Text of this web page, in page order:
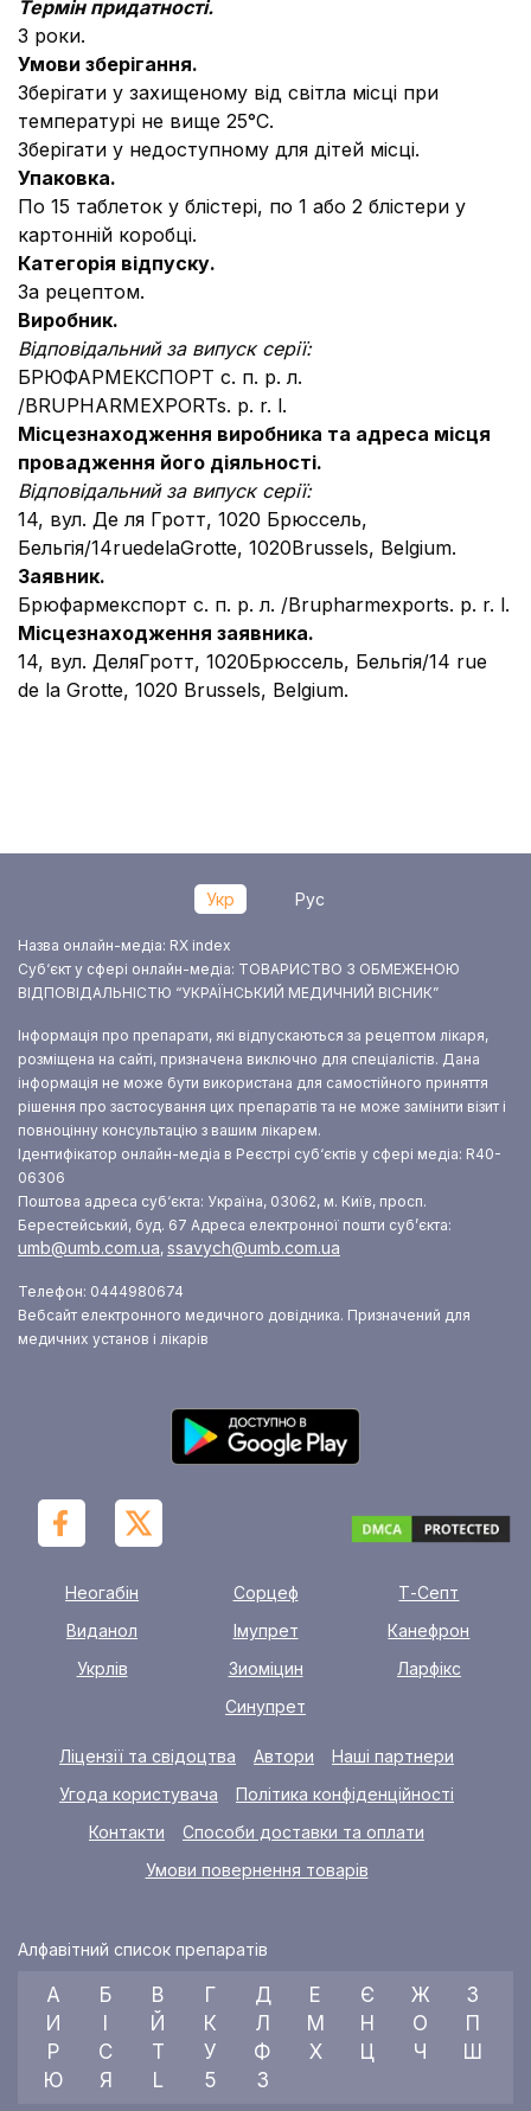
Термін придатності.
3 роки.
Умови зберігання.
Зберігати у захищеному від світла місці при
температурі не вище 25°С.
Зберігати у недоступному для дітей місці.
Упаковка.
По 15 таблеток у блістері, по 1 або 2 блістери у
картонній коробці.
Категорія відпуску.
За рецептом.
Виробник.
Відповідальний за випуск серії:
БРЮФАРМЕКСПОРТ с. п. р. л.
/BRUPHARMEXPORTs. p. r. l.
Місцезнаходження виробника та адреса місця
провадження його діяльності.
Відповідальний за випуск серії:
14, вул. Де ля Гротт, 1020 Брюссель,
Бельгія/14ruedelaGrottе, 1020Brussels, Belgium.
Заявник.
Брюфармекспорт с. п. р. л. /Brupharmexports. p. r. l.
Місцезнаходження заявника.
14, вул. ДеляГротт, 1020Брюссель, Бельгія/14 rue
de la Grottе, 1020 Brussels, Belgium.
Укр Рус
Назва онлайн-медіа: RX index
Суб‘єкт у сфері онлайн-медіа: ТОВАРИСТВО З ОБМЕЖЕНОЮ
ВІДПОВІДАЛЬНІСТЮ “УКРАЇНСЬКИЙ МЕДИЧНИЙ ВІСНИК”
Інформація про препарати, які відпускаються за рецептом лікаря,
розміщена на сайті, призначена виключно для спеціалістів. Дана
інформація не може бути використана для самостійного приняття
рішення про застосування цих препаратів та не може замінити візит і
повноцінну консультацію з вашим лікарем.
Ідентифікатор онлайн-медіа в Реєстрі суб‘єктів у сфері медіа: R40-
06306
Поштова адреса суб‘єкта: Україна, 03062, м. Київ, просп.
Берестейський, буд. 67 Адреса електронної пошти суб’єкта:
umb@umb.com.ua, ssavych@umb.com.ua
Телефон: 0444980674
Вебсайт електронного медичного довідника. Призначений для
медичних установ і лікарів
Неогабін Сорцеф
Т-Септ
Виданол
Імупрет
Канефрон
Укрлів
Зиоміцин
Ларфікс
Синупрет
Ліцензії та свідоцтва Автори
Наші партнери
Угода користувача
Політика конфіденційності
Контакти
Способи доставки та оплати
Умови повернення товарів
Алфавітний список препаратів
А Б В Г Д Е Є Ж
З
И
Й К Л М Н О
П
Р
С Т У Ф Х Ц Ч
Ш
Ю
Я L 5 3